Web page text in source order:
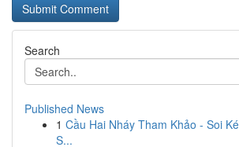
Search
Published News
1 Cầu Hai Nháy Tham Khảo - Soi
S...